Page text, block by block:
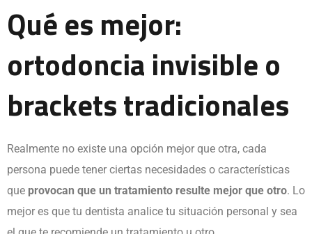
Qué es mejor:
ortodoncia invisible o
brackets tradicionales
Realmente no existe una opción mejor que otra, cada
persona puede tener ciertas necesidades o características
que provocan que un tratamiento resulte mejor que otro. Lo
mejor es que tu dentista analice tu situación personal y sea